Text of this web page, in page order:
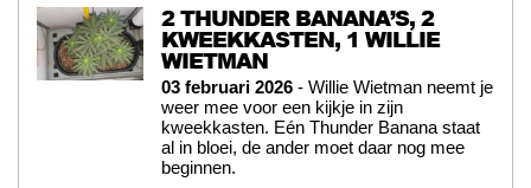
2 THUNDER BANANA’S, 2
KWEEKKASTEN, 1 WILLIE
WIETMAN
03 februari 2026 - Willie Wietman neemt je
weer mee voor een kijkje in zijn
kweekkasten. Eén Thunder Banana staat
al in bloei, de ander moet daar nog mee
beginnen.